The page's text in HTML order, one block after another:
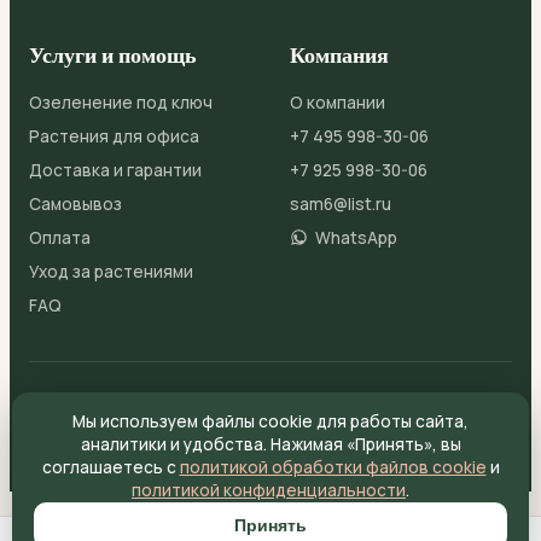
Услуги и помощь
Озеленение под ключ
Растения для офиса
Доставка и гарантии
Самовывоз
Оплата
Уход за растениями
FAQ
Компания
О компании
+7 495 998-30-06
+7 925 998-30-06
sam6@list.ru
WhatsApp
Политика конфиденциальности
Файлы cookie
Согласие на обработку ПДн
Мы используем файлы cookie для работы сайта,
аналитики и удобства. Нажимая «Принять», вы
соглашаетесь с политикой обработки файлов cookie и
политикой конфиденциальности.
Принять